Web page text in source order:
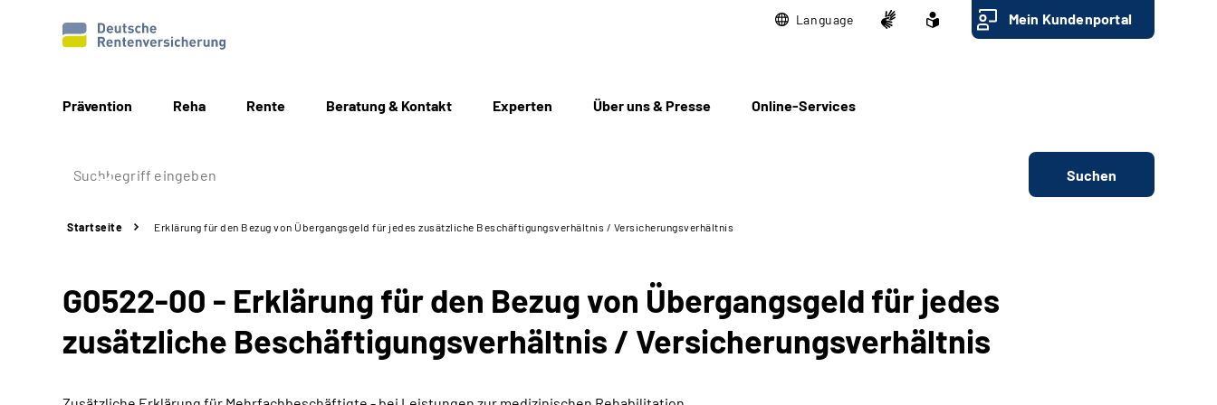
Language Mein Kundenportal
Prävention Reha Rente Beratung & Kontakt Experten Über uns & Presse Online-Services
Suchen
Startseite Erklärung für den Bezug von Übergangsgeld für jedes zusätzliche Beschäftigungsverhältnis / Versicherungsverhältnis
G0522-00 - Erklärung für den Bezug von Übergangsgeld für jedes
zusätzliche Beschäftigungsverhältnis / Versicherungsverhältnis